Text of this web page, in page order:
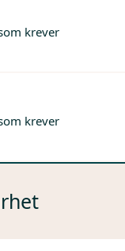
krever
krever